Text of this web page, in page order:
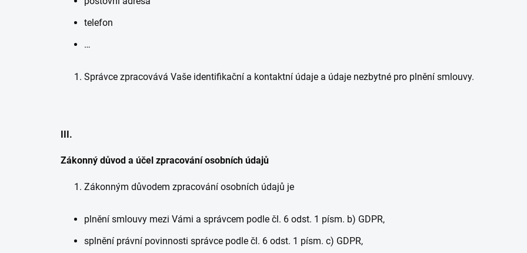
telefon
…
Správce zpracovává Vaše identifikační a kontaktní údaje a údaje nezbytné pro plnění smlouvy.
III.
Zákonný důvod a účel zpracování osobních údajů
Zákonným důvodem zpracování osobních údajů je
plnění smlouvy mezi Vámi a správcem podle čl. 6 odst. 1 písm. b) GDPR,
splnění právní povinnosti správce podle čl. 6 odst. 1 písm. c) GDPR,